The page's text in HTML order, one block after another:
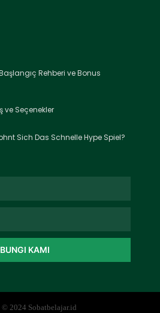
Rehberi ve Bonus
ve Seçenekler
Sich Das Schnelle Hype Spiel?
KAMI
2024 Sobatbelajar.id